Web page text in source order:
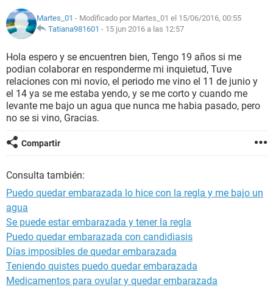
NUTRICIÓN
SEXUALIDAD
GLOSARIO
Martes_01 - Modificado por Martes_01 el 15/06/2016, 00:55
Tatiana981601 - 15 jun 2016 a las 12:57
Hola espero y se encuentren bien, Tengo 19 años si me
podian colaborar en responderme mi inquietud, Tuve
relaciones con mi novio, el periodo me vino el 11 de junio y
el 14 ya se me estaba yendo, y se me corto y cuando me
levante me bajo un agua que nunca me habia pasado, pero
no se si vino, Gracias.
Compartir
Consulta también:
Puedo quedar embarazada lo hice con la regla y me bajo un
agua
Se puede estar embarazada y tener la regla
Puedo quedar embarazada con candidiasis
Días imposibles de quedar embarazada
Teniendo quistes puedo quedar embarazada
Medicamentos para ovular y quedar embarazada